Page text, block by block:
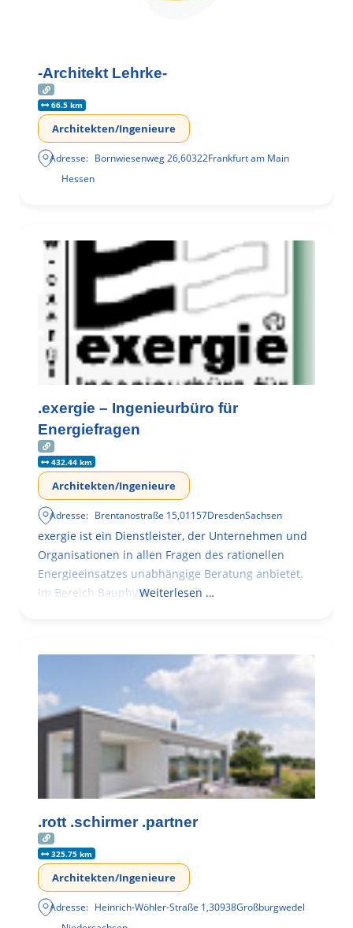
-Architekt Lehrke-
66.5 km
Architekten/Ingenieure
Adresse: Bornwiesenweg 26,60322Frankfurt am Main
Hessen
.exergie – Ingenieurbüro für
Energiefragen
432.44 km
Architekten/Ingenieure
Adresse: Brentanostraße 15,01157DresdenSachsen
exergie ist ein Dienstleister, der Unternehmen und
Organisationen in allen Fragen des rationellen
Energieeinsatzes unabhängige Beratung anbietet.
Im Bereich BauphysikWeiterlesen …
.rott .schirmer .partner
325.75 km
Architekten/Ingenieure
Adresse: Heinrich-Wöhler-Straße 1,30938Großburgwedel